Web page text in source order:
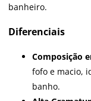
banheiro.
Diferenciais
Composição
fofo e macio,
banho.